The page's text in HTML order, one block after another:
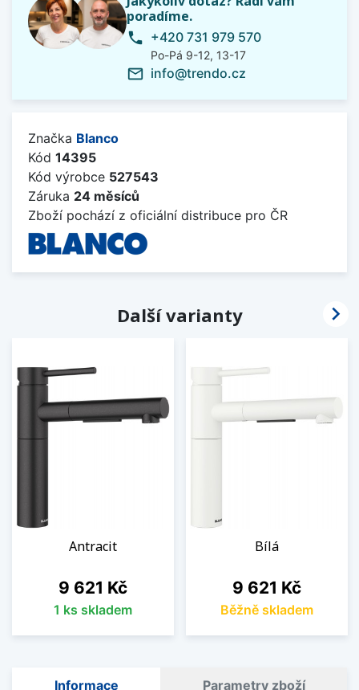
poradíme.
phone +420 731 979 570
Po-Pá 9-12, 13-17
mail_outline info@trendo.cz
Značka Blanco
Kód 14395
Kód výrobce 527543
Záruka 24 měsíců
Zboží pochází z oficiální distribuce pro ČR
Další varianty
Antracit
Cena
9 621 Kč
1 ks skladem
Bílá
Cena
9 621 Kč
Běžně skladem

Informace Parametry zboží